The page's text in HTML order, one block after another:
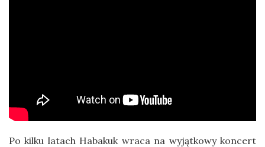
Po kilku latach Habakuk wraca na wyjątkowy koncert